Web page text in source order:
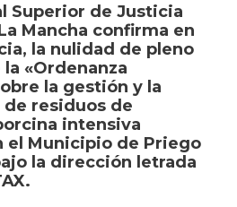
Superior de Justicia
Mancha confirma en
la nulidad de pleno
«Ordenanza
la gestión y la
de residuos de
intensiva
el Municipio de Priego
la dirección letrada